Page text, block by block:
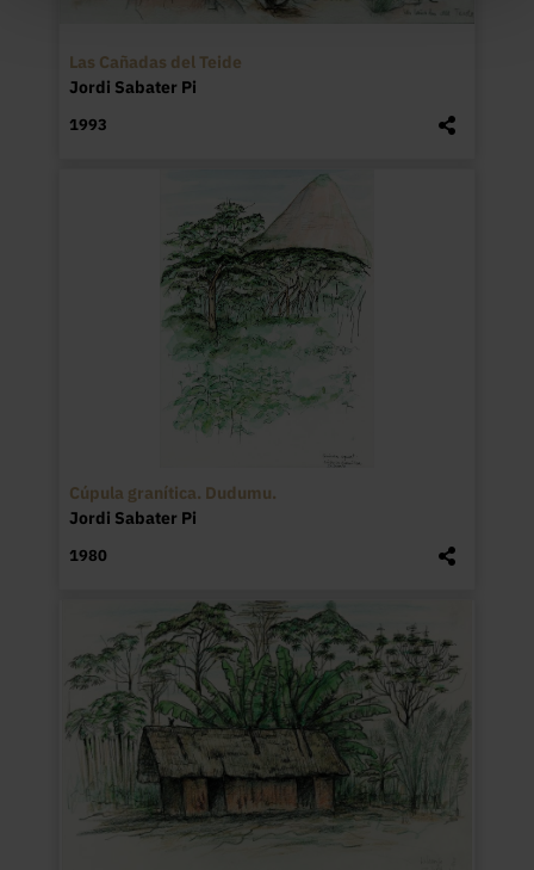
Las Cañadas del Teide
Jordi Sabater Pi
1993
Cúpula granítica. Dudumu.
Jordi Sabater Pi
1980